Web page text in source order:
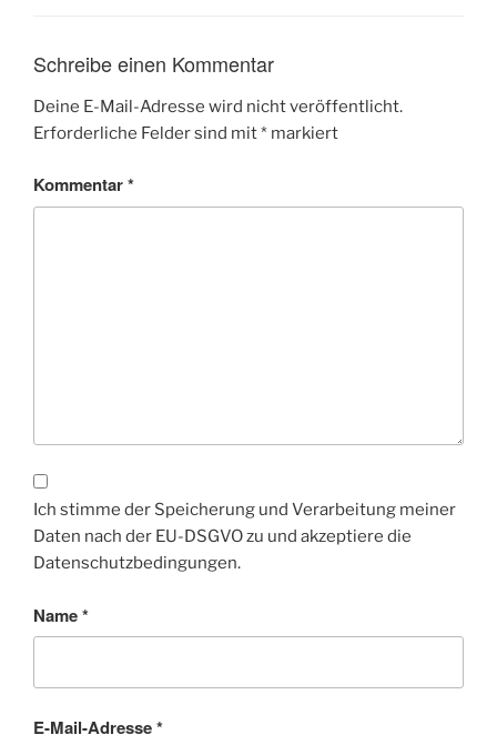
Schreibe einen Kommentar
Deine E-Mail-Adresse wird nicht veröffentlicht.
Erforderliche Felder sind mit* markiert
Kommentar*
Ich stimme der Speicherung und Verarbeitung meiner
Daten nach der EU-DSGVO zu und akzeptiere die
Datenschutzbedingungen.
Name*
E-Mail-Adresse*